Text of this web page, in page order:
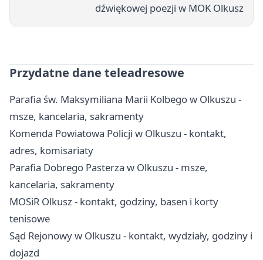
dźwiękowej poezji w MOK Olkusz
Przydatne dane teleadresowe
Parafia św. Maksymiliana Marii Kolbego w Olkuszu -
msze, kancelaria, sakramenty
Komenda Powiatowa Policji w Olkuszu - kontakt,
adres, komisariaty
Parafia Dobrego Pasterza w Olkuszu - msze,
kancelaria, sakramenty
MOSiR Olkusz - kontakt, godziny, basen i korty
tenisowe
Sąd Rejonowy w Olkuszu - kontakt, wydziały, godziny i
dojazd